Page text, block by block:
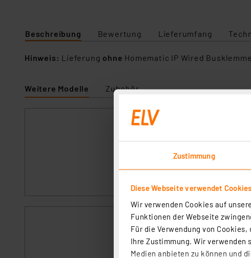
Zustimmung
Diese Webseite verwendet Cookies
Wir verwenden Cookies auf
Funktionen der Webseite
Für die Verwendung von
Ihre Zustimmung. Wir verwenden
Medien anbieten zu können und
Beschreibung Bewertung Lieferumfang
Hinweis: Lieferung ohne Homematic IP Wired
Weitere Modelle Zubehör
sofort versandfertig -
Homematic IP
Artikel-Nr. 157219
Die passende